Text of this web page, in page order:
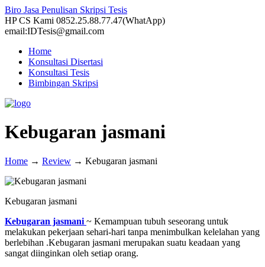
Biro Jasa Penulisan Skripsi Tesis
HP CS Kami 0852.25.88.77.47(WhatApp)
email:IDTesis@gmail.com
Home
Konsultasi Disertasi
Konsultasi Tesis
Bimbingan Skripsi
Kebugaran jasmani
Home → Review → Kebugaran jasmani
Kebugaran jasmani
Kebugaran jasmani ~ Kemampuan tubuh seseorang untuk
melakukan pekerjaan sehari-hari tanpa menimbulkan kelelahan yang
berlebihan .Kebugaran jasmani merupakan suatu keadaan yang
sangat diinginkan oleh setiap orang.